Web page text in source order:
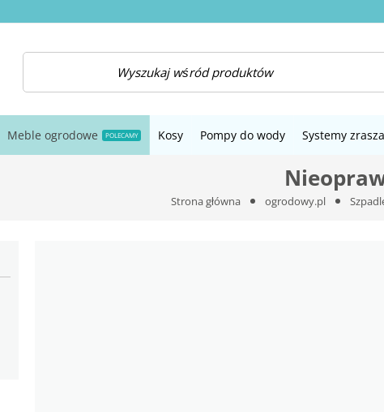
Meble ogrodowe POLECAMY Kosy Pompy do wody Systemy
Strona główna ogrodowy.pl